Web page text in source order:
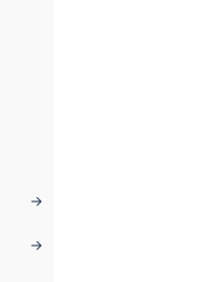
→
→